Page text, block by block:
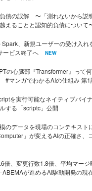
債の誤解 〜「測れないから説
えることと認知的負債について
Spark、新規ユーザーの受け入れ
ービス終了へ
NEW
の心臓部『Transformer』って
#マンガでわかるAIの仕組み 第1
を実行可能なネイティブバイ
する「scriptc」公開
のデータを現場のコンテキスト
」が変えるAIの正確さ、コ
倍、変更行数1.8倍、平均マー
が進めるAI駆動開発の現